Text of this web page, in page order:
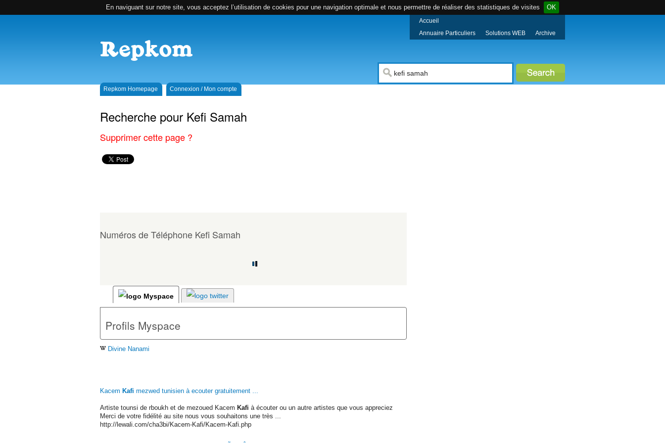
En naviguant sur notre site, vous acceptez l’utilisation de cookies pour une navigation optimale et nous permettre de réaliser des statistiques de visites OK
Accueil
Annuaire Particuliers
Solutions WEB Archive
Repkom Homepage Connexion / Mon compte
Recherche pour Kefi Samah
Supprimer cette page ?
Numéros de Téléphone Kefi Samah
Profils Myspace
Divine Nanami
Kacem Kafi mezwed tunisien à ecouter gratuitement ...
Artiste tounsi de rboukh et de mezoued Kacem Kafi à écouter ou un autre artistes que vous appreciez
Merci de votre fidélité au site nous vous souhaitons une très ...
http://lewali.com/cha3bi/Kacem-Kafi/Kacem-Kafi.php